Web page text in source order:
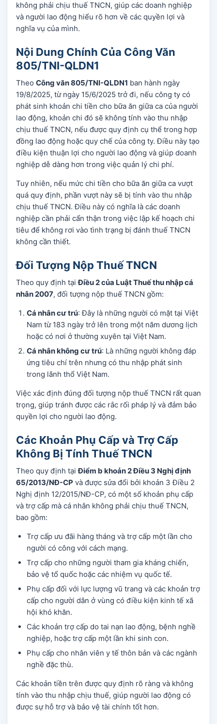
không phải chịu thuế TNCN, giúp các doanh nghiệp
và người lao động hiểu rõ hơn về các quyền lợi và
nghĩa vụ của mình.
Nội Dung Chính Của Công Văn
805/TNI-QLDN1
Theo Công văn 805/TNI-QLDN1 ban hành ngày
19/8/2025, từ ngày 15/6/2025 trở đi, nếu công ty có
phát sinh khoản chi tiền cho bữa ăn giữa ca của người
lao động, khoản chi đó sẽ không tính vào thu nhập
chịu thuế TNCN, nếu được quy định cụ thể trong hợp
đồng lao động hoặc quy chế của công ty. Điều này tạo
điều kiện thuận lợi cho người lao động và giúp doanh
nghiệp dễ dàng hơn trong việc quản lý chi phí.
Tuy nhiên, nếu mức chi tiền cho bữa ăn giữa ca vượt
quá quy định, phần vượt này sẽ bị tính vào thu nhập
chịu thuế TNCN. Điều này có nghĩa là các doanh
nghiệp cần phải cẩn thận trong việc lập kế hoạch chi
tiêu để không rơi vào tình trạng bị đánh thuế TNCN
không cần thiết.
Đối Tượng Nộp Thuế TNCN
Theo quy định tạiĐiều 2 của Luật Thuế thu nhập cá
nhân 2007, đối tượng nộp thuế TNCN gồm:
Cá nhân cư trú: Đây là những người có mặt tại Việt
Nam từ 183 ngày trở lên trong một năm dương lịch
hoặc có nơi ở thường xuyên tại Việt Nam.
Cá nhân không cư trú: Là những người không đáp
ứng tiêu chí trên nhưng có thu nhập phát sinh
trong lãnh thổ Việt Nam.
Việc xác định đúng đối tượng nộp thuế TNCN rất quan
trọng, giúp tránh được các rắc rối pháp lý và đảm bảo
quyền lợi cho người lao động.
Các Khoản Phụ Cấp và Trợ Cấp
Không Bị Tính Thuế TNCN
Theo quy định tạiĐiểm b khoản 2 Điều 3 Nghị định
65/2013/NĐ-CP và được sửa đổi bởi khoản 3 Điều 2
Nghị định 12/2015/NĐ-CP, có một số khoản phụ cấp
và trợ cấp mà cá nhân không phải chịu thuế TNCN,
bao gồm:
Trợ cấp ưu đãi hàng tháng và trợ cấp một lần cho
người có công với cách mạng.
Trợ cấp cho những người tham gia kháng chiến,
bảo vệ tổ quốc hoặc các nhiệm vụ quốc tế.
Phụ cấp đối với lực lượng vũ trang và các khoản trợ
cấp cho người dân ở vùng có điều kiện kinh tế xã
hội khó khăn.
Các khoản trợ cấp do tai nạn lao động, bệnh nghề
nghiệp, hoặc trợ cấp một lần khi sinh con.
Phụ cấp cho nhân viên y tế thôn bản và các ngành
nghề đặc thù.
Các khoản tiền trên được quy định rõ ràng và không
tính vào thu nhập chịu thuế, giúp người lao động có
được sự hỗ trợ và bảo vệ tài chính tốt hơn.